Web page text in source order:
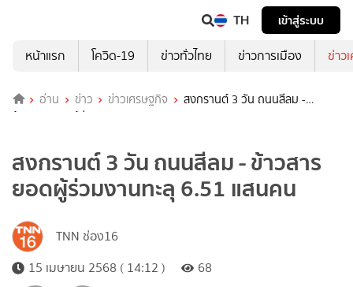
TH
เข้าสู่ระบบ
หน้าแรก
โควิด-19 ข่าวทั่วไทย ข่าวการเมือง ข่าว
อ่าน ข่าว ข่าวเศรษฐกิจ
สงกรานต์ 3 วัน ถนนสีลม -
ข้าวสาร ยอดผู้ร่วมงานทะลุ 6.51 แสนคน
สงกรานต์ 3 วัน ถนนสีลม - ข้าวสาร
ยอดผู้ร่วมงานทะลุ 6.51 แสนคน
TNN ช่อง16
15 เมษายน 2568 ( 14:12 )
68